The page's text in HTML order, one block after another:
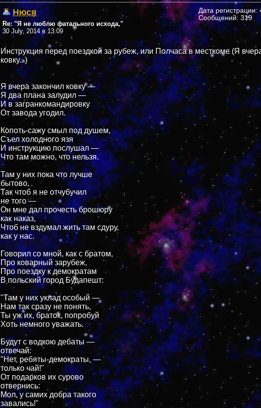
Нюся
Re: "Я не люблю фатального исхода,"
30 July, 2014 в 13:09
Дата регистрации:
Сообщений: 319
Инструкция перед поездкой за рубеж, или Полчаса в месткоме (Я
ковку...)
Я вчера закончил ковку —
Я два плана залудил —
И в загранкомандировку
От завода угодил.
Копоть-сажу смыл под душем,
Съел холодного язя
И инструкцию послушал —
Что там можно, что нельзя.
Там у них пока что лучше
бытово,
Так чтоб я не отчубучил
не того —
Он мне дал прочесть брошюру
как наказ,
Чтоб не вздумал жить там сдуру,
как у нас.
Говорил со мной, как с братом,
Про коварный зарубеж,
Про поездку к демократам
В польский город Будапешт:
"Там у них уклад особый —
Нам так сразу не понять,
Ты уж их, браток, попробуй
Хоть немного уважать.
Будут с водкою дебаты —
отвечай:
"Нет, ребяты-демократы, —
только чай!"
От подарков их сурово
отвернись:
Мол, у самих добра такого
завались!"